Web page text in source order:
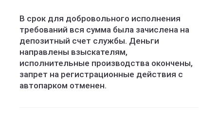
В срок для добровольного исполнения
требований вся сумма была зачислена на
депозитный счет службы. Деньги
направлены взыскателям,
исполнительные производства окончены,
запрет на регистрационные действия с
автопарком отменен.